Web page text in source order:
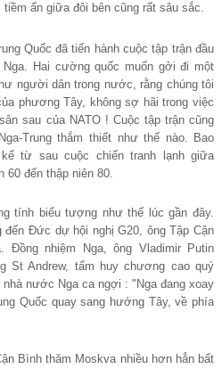
tiềm ẩn giữa đôi bên cũng rất sâu sắc.
Quốc đã tiến hành cuộc tập trận đầu
Hai cường quốc muốn gởi đi một
người dân trong nước, rằng chúng tôi
phương Tây, không sợ hãi trong việc
sau của NATO ! Cuộc tập trận cũng
Trung thắm thiết như thế nào. Bao
từ sau cuộc chiến tranh lạnh giữa
60 đến thập niên 80.
tính biểu tượng như thế lúc gần đây.
đến Đức dự hội nghị G20, ông Tập Cận
Đồng nhiệm Nga, ông Vladimir Putin
St Andrew, tấm huy chương cao quý
nước Nga ca ngợi : "Nga đang xoay
Quốc quay sang hướng Tây, về phía
Bình thăm Moskva nhiều hơn hẳn bất